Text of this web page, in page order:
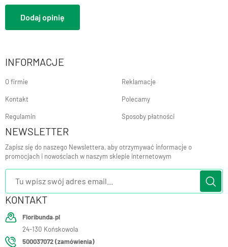
Dodaj opinię
INFORMACJE
O firmie
Kontakt
Regulamin
Reklamacje
Polecamy
Sposoby płatności
NEWSLETTER
Zapisz się do naszego Newslettera, aby otrzymywać informacje o
promocjach i nowościach w naszym sklepie internetowym
KONTAKT
Floribunda.pl
24-130 Końskowola
500037072 (zamówienia)